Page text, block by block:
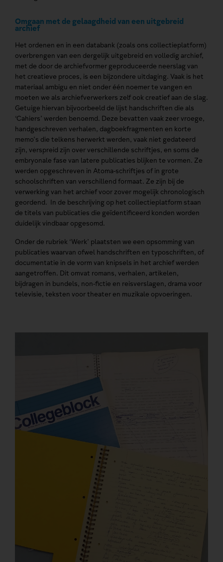
Omgaan met de gelaagdheid van een uitgebreid
archief
Het ordenen en in een databank (zoals ons collectieplatform)
overbrengen van een dergelijk uitgebreid en volledig archief,
met de door de archiefvormer geproduceerde neerslag van
het creatieve proces, is een bijzondere uitdaging. Vaak is het
materiaal ambigu en niet onder één noemer te vangen en
moeten we als archiefverwerkers zelf ook creatief aan de slag.
Getuige hiervan bijvoorbeeld de lijst handschriften die als
‘Cahiers’ werden benoemd. Deze bevatten vaak zeer vroege,
handgeschreven verhalen, dagboekfragmenten en korte
memo’s die telkens herwerkt werden, vaak niet gedateerd
zijn, verspreid zijn over verschillende schriftjes, en soms de
embryonale fase van latere publicaties blijken te vormen. Ze
werden opgeschreven in Atoma-schriftjes of in grote
schoolschriften van verschillend formaat. Ze zijn bij de
verwerking van het archief voor zover mogelijk chronologisch
geordend. In de beschrijving op het collectieplatform staan
de titels van publicaties die geïdentificeerd konden worden
duidelijk vindbaar opgesomd.
Onder de rubriek ‘Werk’ plaatsten we een opsomming van
publicaties waarvan ofwel handschriften en typoschriften, of
documentatie in de vorm van knipsels in het archief werden
aangetroffen. Dit omvat romans, verhalen, artikelen,
bijdragen in bundels, non-fictie en reisverslagen, drama voor
televisie, teksten voor theater en muzikale opvoeringen.